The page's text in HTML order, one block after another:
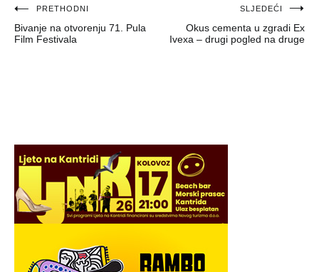
Navigacija
objava
PRETHODNI
Bivanje na otvorenju 71. Pula
Film Festivala
SLJEDEĆI
Okus cementa u zgradi Ex
Ivexa – drugi pogled na druge